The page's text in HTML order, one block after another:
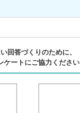
回答づくりのために、
ケートにご協力ください